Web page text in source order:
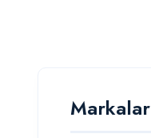
Markalar